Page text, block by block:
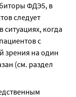
ФДЭ5, в
следует
когда
с
зрения на один
(см. раздел